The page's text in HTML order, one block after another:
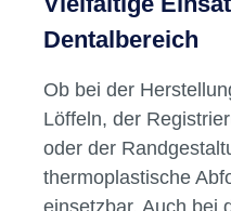
von
Bissregistraten. Die
angenehmes
zahnärztliche Team
und Patienten.